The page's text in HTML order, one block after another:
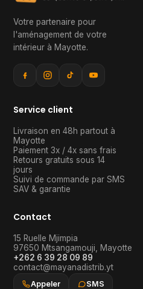
Votre partenaire pour
l'aménagement de votre
intérieur à Mayotte.
Service client
Livraison en 48h partout à
Mayotte
Paiement 3x / 4x sans frais
Retours gratuits sous 14
jours
Suivi de commande par SMS
SAV & garantie
Contact
15 Ruelle Mjimpia
97650 Mtsangamouji
Mayotte
+262 6 39 28 09 89
contact@mayanadistrib.yt
Appeler
SMS